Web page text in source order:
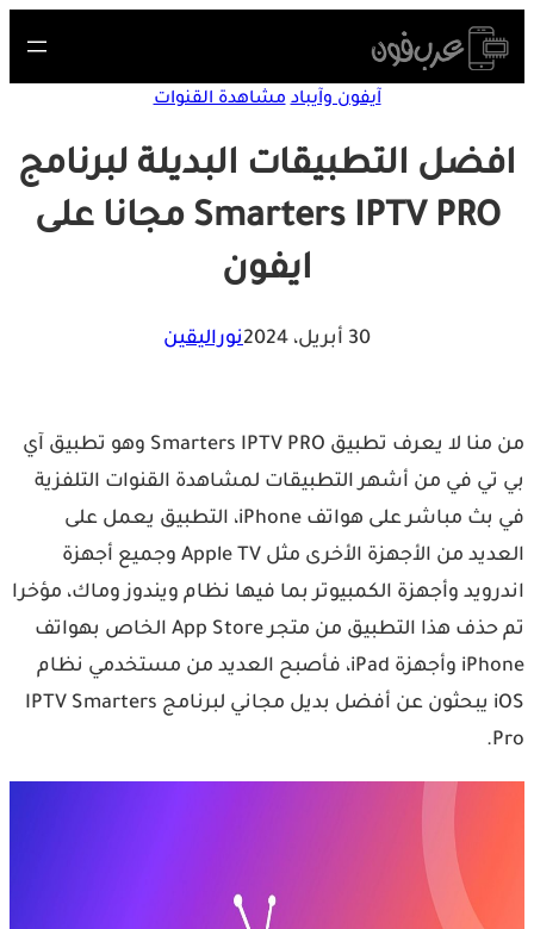
Skip
to
آيفون وآيباد مشاهدة القنوات
افضل التطبيقات البديلة لبرنامج
Smarters IPTV PRO مجانا على
ايفون
30 أبريل، 2024 نوراليقين
من منا لا يعرف تطبيق Smarters IPTV PRO وهو تطبيق آي
بي تي في من أشهر التطبيقات لمشاهدة القنوات التلفزية
في بث مباشر على هواتف iPhone، ‏التطبيق يعمل على
العديد من الأجهزة الأخرى مثل ‏Apple TV وجميع أجهزة
اندرويد وأجهزة الكمبيوتر بما فيها نظام ويندوز وماك، ‏مؤخرا
تم حذف هذا التطبيق من متجر ‏App Store الخاص بهواتف
iPhone وأجهزة iPad، ‏فأصبح العديد من مستخدمي نظام
iOS يبحثون عن أفضل بديل مجاني لبرنامج IPTV Smarters
Pro‏.